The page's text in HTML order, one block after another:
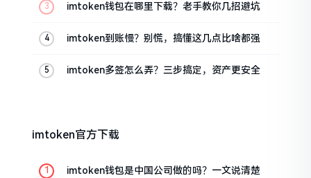
imtoken钱包在哪里下载？老手教你几招避坑
imtoken到账慢？别慌，搞懂这几点比啥都强
imtoken多签怎么弄？三步搞定，资产更安全
imtoken官方下载
imtoken钱包是中国公司做的吗？一文说清楚